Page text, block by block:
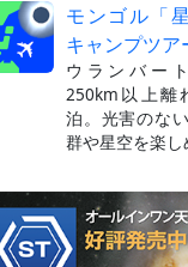
モンゴル「
キャンプツア
ウランバー
250km以上離
泊。光害のな
群や星空を楽し